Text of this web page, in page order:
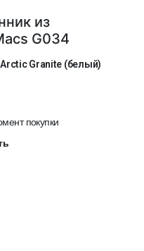
из
G034
Arctic Granite (белый)
покупки